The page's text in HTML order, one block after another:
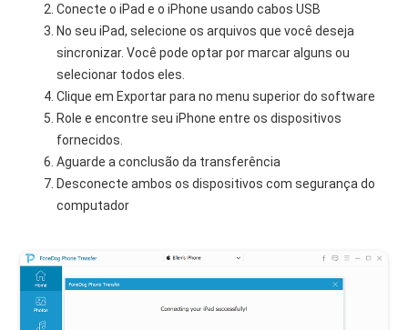
Conecte o iPad e o iPhone usando cabos USB
No seu iPad, selecione os arquivos que você deseja
sincronizar. Você pode optar por marcar alguns ou
selecionar todos eles.
Clique em Exportar para no menu superior do software
Role e encontre seu iPhone entre os dispositivos
fornecidos.
Aguarde a conclusão da transferência
Desconecte ambos os dispositivos com segurança do
computador